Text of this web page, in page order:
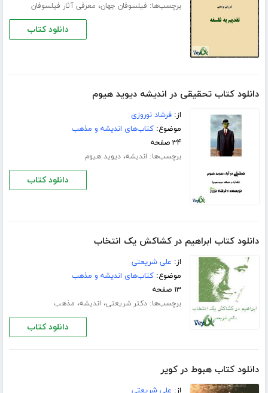
برچسب‌ها: فیلسوفان جهان، معرفی آثار فیلسوفان
دانلود کتاب
دانلود کتاب تحقیقی در اندیشه دیوید هیوم
از:فرشاد نوروزی
موضوع:کتاب‌های اندیشه و مذهب
۳۴ صفحه
برچسب‌ها: اندیشه،دیوید هیوم
دانلود کتاب
دانلود کتاب ابراهیم در کشاکش یک انتخاب
از: علی شریعتی
موضوع:کتاب‌های اندیشه و مذهب
۱۳ صفحه
برچسب‌ها:دکتر شریعتی، اندیشه، مذهب
دانلود کتاب
دانلود کتاب هبوط در کویر
از: علی شریعتی